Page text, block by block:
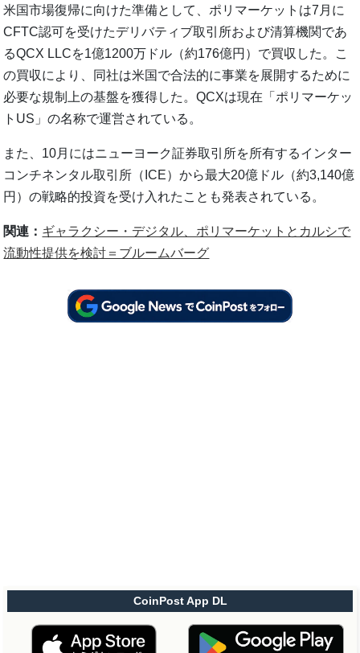
米国市場復帰に向けた準備として、ポリマーケットは7月に
CFTC認可を受けたデリバティブ取引所および清算機関であ
るQCX LLCを1億1200万ドル（約176億円）で買収した。こ
の買収により、同社は米国で合法的に事業を展開するために
必要な規制上の基盤を獲得した。QCXは現在「ポリマーケッ
トUS」の名称で運営されている。
また、10月にはニューヨーク証券取引所を所有するインター
コンチネンタル取引所（ICE）から最大20億ドル（約3,140億
円）の戦略的投資を受け入れたことも発表されている。
関連： ギャラクシー・デジタル、ポリマーケットとカルシで
流動性提供を検討＝ブルームバーグ
CoinPost App DL